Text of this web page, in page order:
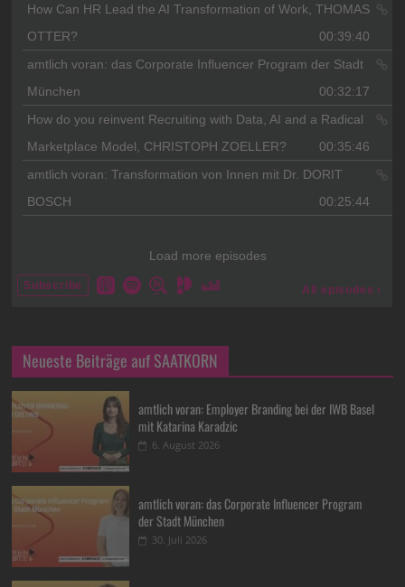
Neueste Beiträge auf SAATKORN
amtlich voran: Employer Branding bei der IWB Basel
mit Katarina Karadzic
6. August 2026
amtlich voran: das Corporate Influencer Program
der Stadt München
30. Juli 2026